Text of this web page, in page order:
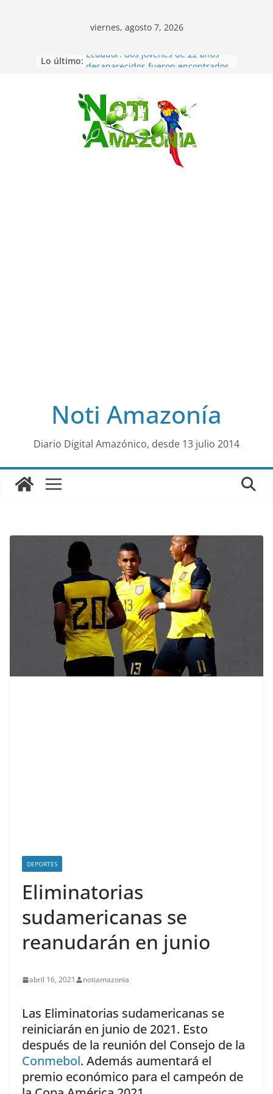
Saltar
al
viernes, agosto 7, 2026
Lo último: Ecuador: dos jóvenes de 22 años
Sentencian a 34 años de prisión a
implicados en caso de Alison,
oriunda de Tena
Vozinha, el arquero sensación de
cabo Verde, ya llegó para
incorporarse a Colo Colo de Chile
Pastaza: la parroquia Diez de
Noti Amazonía
Diario Digital Amazónico, desde 13 julio 2014
DEPORTES
Eliminatorias
sudamericanas se
reanudarán en junio
abril 16, 2021 notiamazonia
Las Eliminatorias sudamericanas se
reiniciarán en junio de 2021. Esto
después de la reunión del Consejo de la
Conmebol. Además aumentará el
premio económico para el campeón de